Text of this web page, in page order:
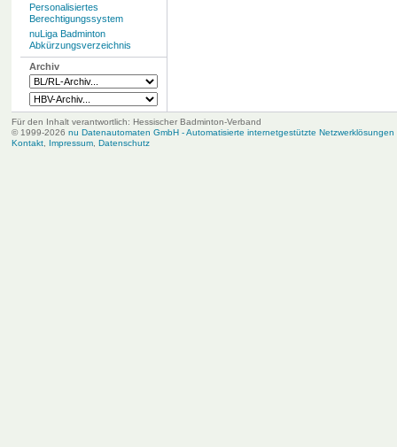
Personalisiertes
Berechtigungssystem
nuLiga Badminton
Abkürzungsverzeichnis
Archiv
Für den Inhalt verantwortlich: Hessischer Badminton-Verband
© 1999-2026 nu Datenautomaten GmbH - Automatisierte internetgestützte Netzwerklösungen
Kontakt, Impressum, Datenschutz